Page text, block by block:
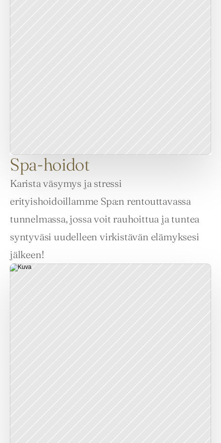
Spa-hoidot
Karista väsymys ja stressi
erityishoidoillamme Spa:n rentouttavassa
tunnelmassa, jossa voit rauhoittua ja tuntea
syntyväsi uudelleen virkistävän elämyksesi
jälkeen!